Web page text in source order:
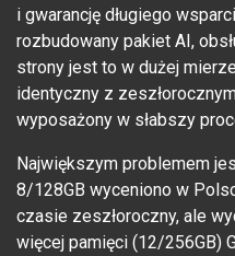
i gwarancję długiego
rozbudowany pakiet AI,
strony jest to w dużej
identyczny z
wyposażony w słabszy
Największym problemem
8/128GB wyceniono w
czasie zeszłoroczny, ale
więcej pamięci (12/256GB)